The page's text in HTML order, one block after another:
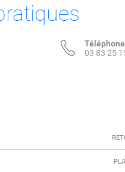
Téléphone
03 83 25